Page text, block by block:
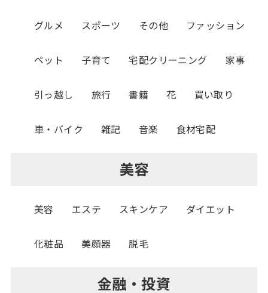
グルメ スポーツ その他 ファッション
ペット 子育て 宅配クリーニング 家事
引っ越し 旅行 書籍 花 買い取り
車・バイク 雑記 音楽 食材宅配
美容
美容 エステ スキンケア ダイエット
化粧品 美顔器 脱毛
金融・投資